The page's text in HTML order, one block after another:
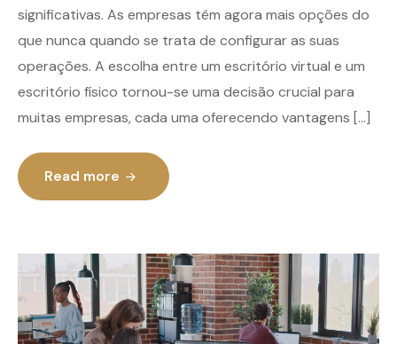
significativas. As empresas têm agora mais opções do
que nunca quando se trata de configurar as suas
operações. A escolha entre um escritório virtual e um
escritório físico tornou-se uma decisão crucial para
muitas empresas, cada uma oferecendo vantagens […]
Read more